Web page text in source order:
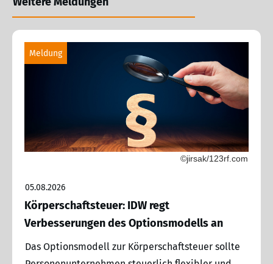
Meldung
©jirsak/123rf.com
05.08.2026
Körperschaftsteuer: IDW regt
Verbesserungen des Optionsmodells an
Das Optionsmodell zur Körperschaftsteuer sollte